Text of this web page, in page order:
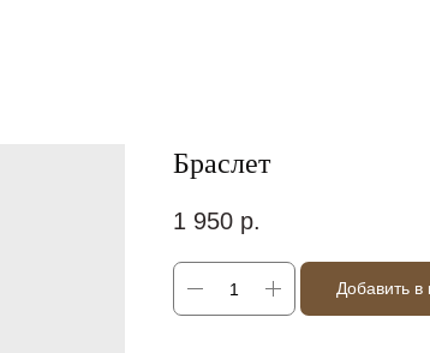
Браслет
1 950 р.
Добавить в